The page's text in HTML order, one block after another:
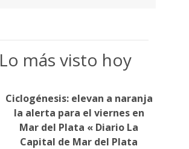
Lo más visto hoy
Ciclogénesis: elevan a naranja
la alerta para el viernes en
Mar del Plata « Diario La
Capital de Mar del Plata